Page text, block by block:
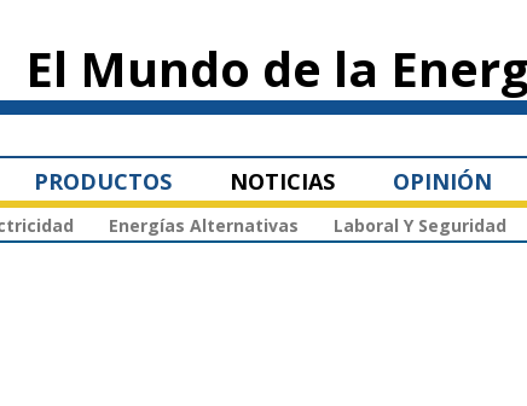
principal
El Mundo de la
PRODUCTOS NOTICIAS OPINIÓN
Energías Alternativas Laboral Y Seguridad